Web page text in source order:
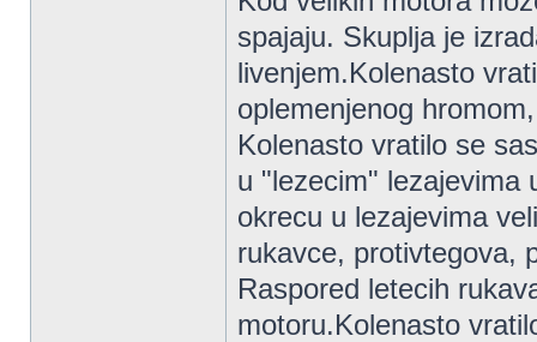
spajaju. Skuplja je
livenjem.Kolenasto
oplemenjenog
Kolenasto vratilo se
u "lezecim" lezajevima
okrecu u lezajevima
rukavce, protivtegova,
Raspored letecih
motoru.Kolenasto